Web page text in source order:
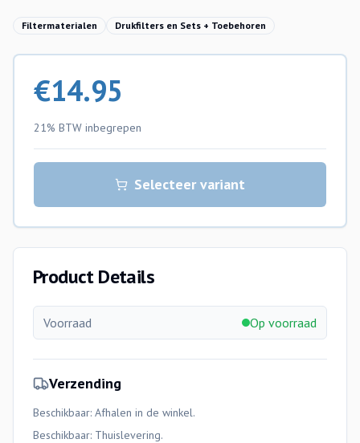
Filtermaterialen Drukfilters en Sets + Toebehoren
€14.95
21% BTW inbegrepen
Selecteer variant
Product Details
Voorraad Op voorraad
Verzending
Beschikbaar: Afhalen in de winkel.
Beschikbaar: Thuislevering.